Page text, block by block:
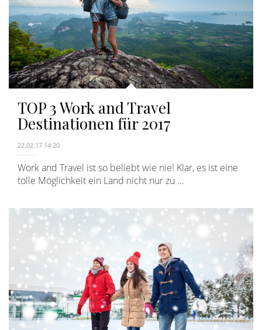
TOP 3 Work and Travel
Destinationen für 2017
22.02.17 14:20
Work and Travel ist so beliebt wie nie! Klar, es ist eine
tolle Möglichkeit ein Land nicht nur zu ...